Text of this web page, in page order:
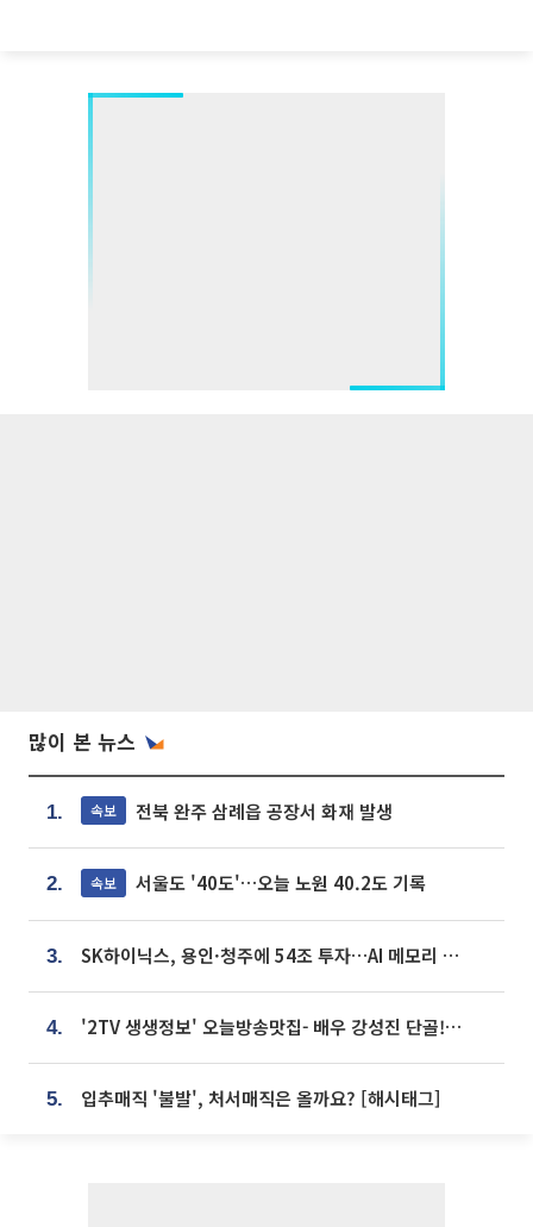
많이 본 뉴스
1. 속보 전북 완주 삼례읍 공장서 화재 발생
2. 속보 서울도 '40도'…오늘 노원 40.2도 기록
3. SK하이닉스, 용인·청주에 54조 투자…AI 메모리 생산기지 키운다
4. '2TV 생생정보' 오늘방송맛집- 배우 강성진 단골! 쌀국수ㆍ푸팟퐁 커리 맛집 '블○○○'
5. 입추매직 '불발', 처서매직은 올까요? [해시태그]